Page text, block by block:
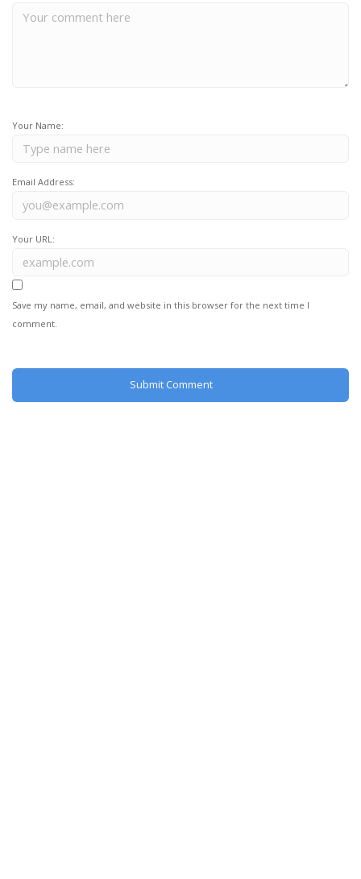
Your Name:
Email Address:
Your URL:
Save my name, email, and website in this browser for the next time I
comment.